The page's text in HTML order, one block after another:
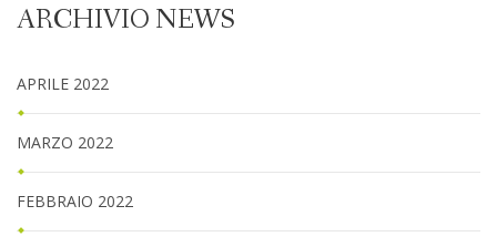
ARCHIVIO NEWS
APRILE 2022
MARZO 2022
FEBBRAIO 2022